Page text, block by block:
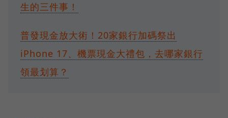
生的三件事！
普發現金放大術！20家銀行加碼祭出
iPhone 17、機票現金大禮包，去哪家銀行
領最划算？